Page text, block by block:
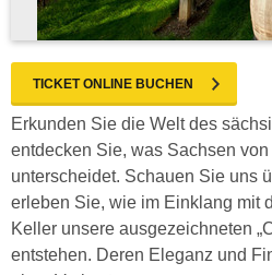
TICKET ONLINE BUCHEN
Erkunden Sie die Welt des
entdecken Sie, was Sachsen
unterscheidet. Schauen Sie uns
erleben Sie, wie im Einklang mit
Keller unsere ausgezeichneten
entstehen. Deren Eleganz und